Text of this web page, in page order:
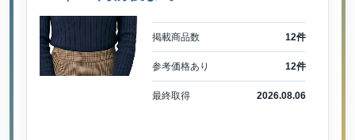
掲載商品数 12件
参考価格あり 12件
最終取得 2026.08.06